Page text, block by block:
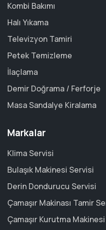
Kombi Bakımı
Halı Yıkama
Televizyon Tamiri
Petek Temizleme
İlaçlama
Demir Doğrama / Ferforje
Masa Sandalye Kiralama
Markalar
Klima Servisi
Bulaşık Makinesi Servisi
Derin Dondurucu Servisi
Çamaşır Makinası Tamir
Çamaşır Kurutma